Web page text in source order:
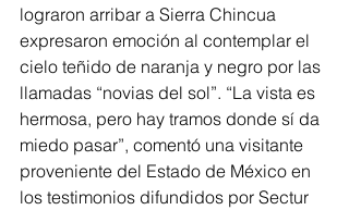
lograron arribar a Sierra Chincua
expresaron emoción al contemplar el
cielo teñido de naranja y negro por las
llamadas “novias del sol”. “La vista es
hermosa, pero hay tramos donde sí da
miedo pasar”, comentó una visitante
proveniente del Estado de México en
los testimonios difundidos por Sectur